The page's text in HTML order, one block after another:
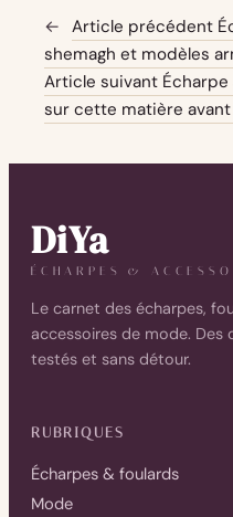
← Article précédent
shemagh et modèles
Article suivant
sur cette matière
DiYa
ÉCHARPES &
Le carnet des écharpes,
accessoires de mode. Des
testés et sans détour.
RUBRIQUES
Écharpes & foulards
Mode